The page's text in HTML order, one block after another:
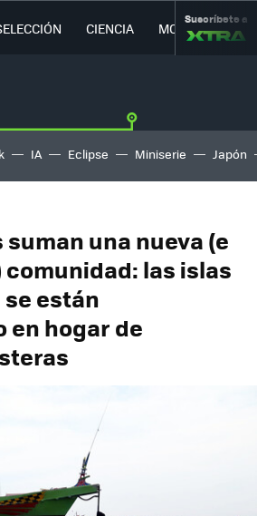
CIENCIA MOVILIDAD
Suscríbete a
IA Eclipse Miniserie Japón
suman una nueva (e
las islas
están
hogar de